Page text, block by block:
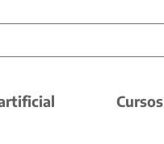
Cursos